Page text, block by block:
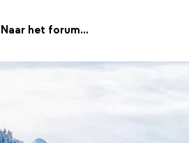
Naar het forum...